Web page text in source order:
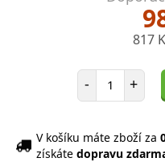
817
- Počet položek
+
V košíku máte zboží za
získáte dopravu